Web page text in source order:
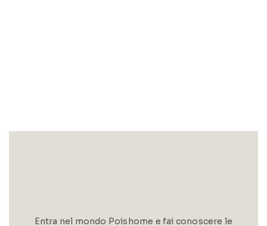
Entra nel mondo Poishome e fai conoscere le